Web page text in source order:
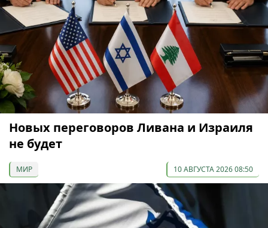
Новых переговоров Ливана и Израиля
не будет
МИР 10 АВГУСТА 2026 08:50